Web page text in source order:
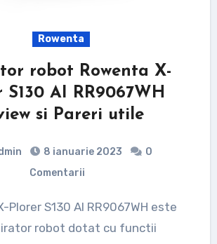
Rowenta
robot Rowenta X-
S130 AI RR9067WH
si Pareri utile
8 ianuarie 2023
0
Comentarii
robot dotat cu functii